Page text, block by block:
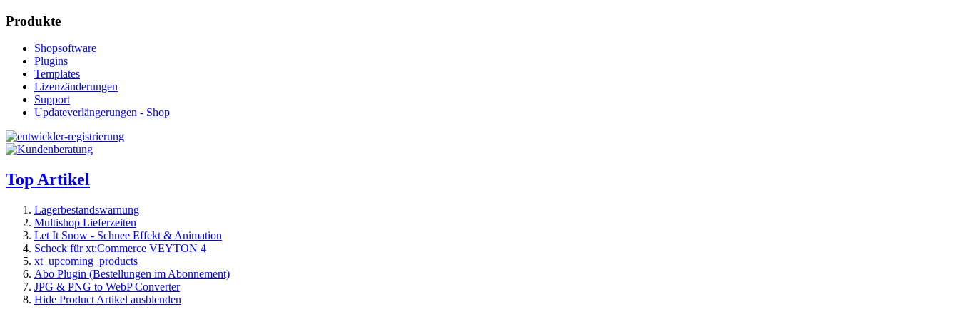
Produkte
Shopsoftware
Plugins
Templates
Lizenzänderungen
Support
Updateverlängerungen - Shop
Top Artikel
Lagerbestandswarnung
Multishop Lieferzeiten
Let It Snow - Schnee Effekt & Animation
Scheck für xt:Commerce VEYTON 4
xt_upcoming_products
Abo Plugin (Bestellungen im Abonnement)
JPG & PNG to WebP Converter
Hide Product Artikel ausblenden